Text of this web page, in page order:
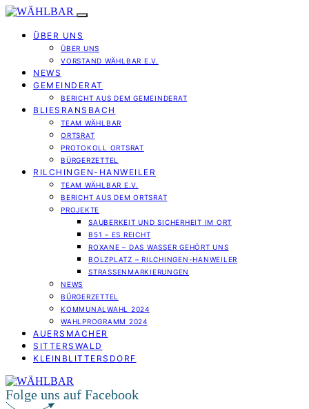
ÜBER UNS
ÜBER UNS
VORSTAND WÄHLBAR E.V.
NEWS
GEMEINDERAT
BERICHT AUS DEM GEMEINDERAT
BLIESRANSBACH
TEAM WÄHLBAR
ORTSRAT
PROTOKOLL ORTSRAT
BÜRGERZETTEL
RILCHINGEN-HANWEILER
TEAM WÄHLBAR E.V.
BERICHT AUS DEM ORTSRAT
PROJEKTE
SAUBERKEIT UND SICHERHEIT IM ORT
B51 – ES REICHT
ROXANE – DAS WASSER GEHÖRT UNS
BOLZPLATZ – RILCHINGEN-HANWEILER
STRASSENMARKIERUNGEN
NEWS
BÜRGERZETTEL
KOMMUNALWAHL 2024
WAHLPROGRAMM 2024
AUERSMACHER
SITTERSWALD
KLEINBLITTERSDORF
Folge uns auf Facebook